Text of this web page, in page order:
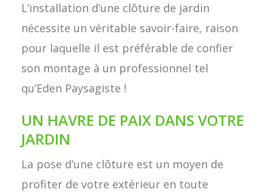
L’installation d’une clôture de jardin
nécessite un véritable savoir-faire, raison
pour laquelle il est préférable de confier
son montage à un professionnel tel
qu’Eden Paysagiste !
UN HAVRE DE PAIX DANS VOTRE
JARDIN
La pose d’une clôture est un moyen de
profiter de votre extérieur en toute